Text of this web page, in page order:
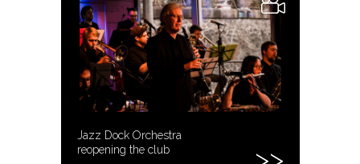
Jazz Dock Orchestra
reopening the club